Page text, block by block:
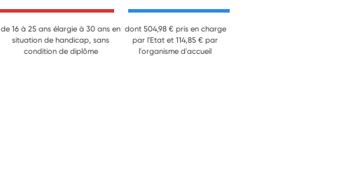
de 16 à 25 ans élargie à 30 ans en
situation de handicap, sans
condition de diplôme
dont 504,98 € pris en charge
par l'Etat et 114,85 € par
l'organisme d'accueil